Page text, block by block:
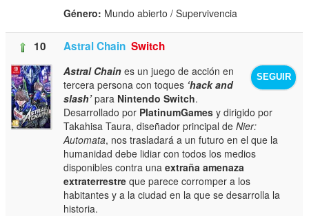
Género: Mundo abierto / Supervivencia
10 Astral Chain Switch
SEGUIR
Astral Chain es un juego de acción en
tercera persona con toques ‘hack and
slash’para Nintendo Switch.
Desarrollado por PlatinumGames y dirigido por
Takahisa Taura, diseñador principal deNier:
Automata, nos trasladará a un futuro en el que la
humanidad debe lidiar con todos los medios
disponibles contra unaextraña amenaza
extraterrestre que parece corromper a los
habitantes y a la ciudad en la que se desarrolla la
historia.